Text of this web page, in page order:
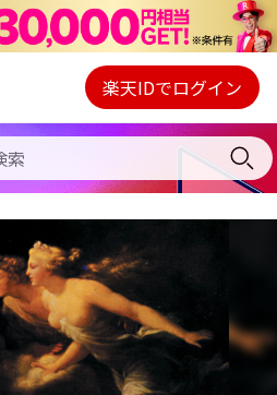
Webプレイヤー
ご契約内容の確認・変更
楽天IDでログイン